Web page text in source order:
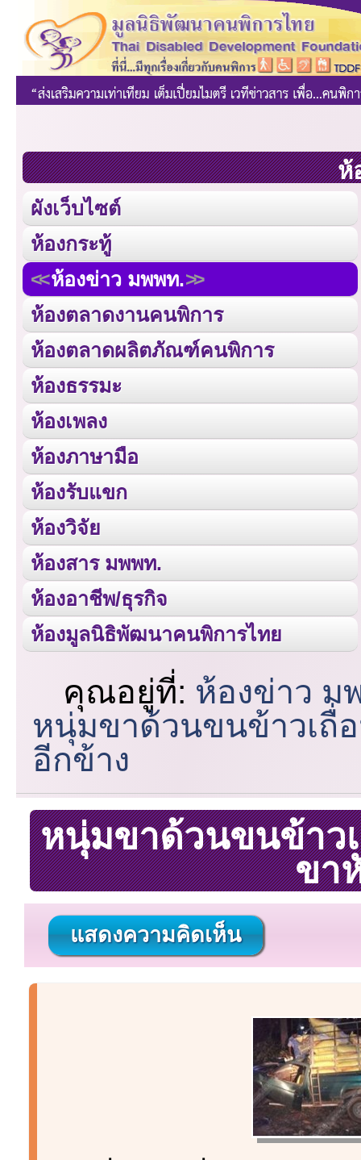
ห้
ผังเว็บไซต์
ห้องกระทู้
ห้องข่าว มพพท.
ห้องตลาดงานคนพิการ
ห้องตลาดผลิตภัณฑ์คนพิการ
ห้องธรรมะ
ห้องเพลง
ห้องภาษามือ
ห้องรับแขก
ห้องวิจัย
ห้องสาร มพพท.
ห้องอาชีพ/ธุรกิจ
ห้องมูลนิธิพัฒนาคนพิการไทย
คุณอยู่ที่: ห้องข่าว ม
หนุ่มขาด้วนขนข้าวเถื่
อีกข้าง
หนุ่มขาด้วนขนข้าว
ขา
แสดงความคิดเห็น